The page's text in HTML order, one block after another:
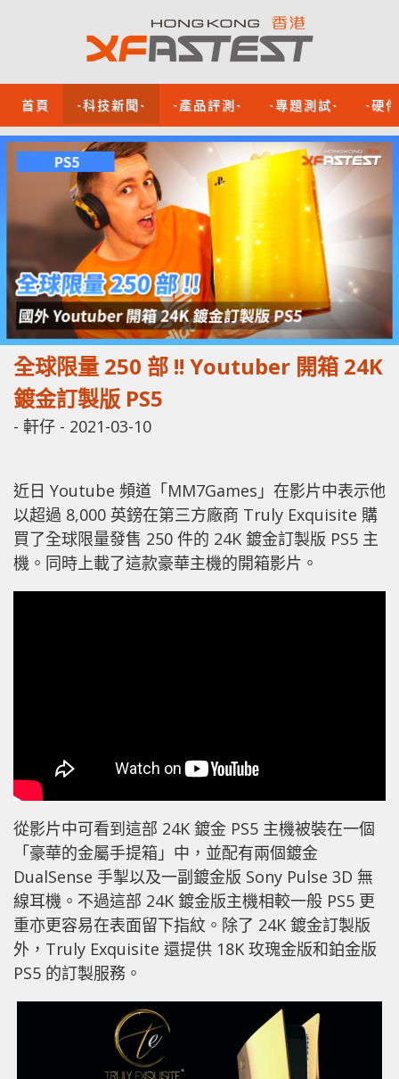
首頁 -科技新聞- -產品評測- -專題測試- -硬
全球限量 250 部 !! Youtuber 開箱 24K
鍍金​​訂製版 PS5
- 軒仔 - 2021-03-10
近日 Youtube 頻道「MM7Games」在影片中表示他
以超過 8,000 英鎊在第三方廠商 Truly Exquisite 購
買了全球限量發售 250 件的 24K 鍍金​​訂製版 PS5 主
機。同時上載了這款豪華主機的開箱影片。
從影片中可看到這部 24K 鍍金​ PS5 主機被裝在一個
「豪華的金屬手提箱」中，並配有兩個鍍金
DualSense 手掣以及一副鍍金版 Sony Pulse 3D 無
線耳機。不過這部 24K 鍍金​​版主機相較一般 PS5 更
重亦更容易在表面留下指紋。除了 24K 鍍金​​訂製版
外，Truly Exquisite 還提供 18K 玫瑰金版和鉑金版
PS5 的訂製服務。